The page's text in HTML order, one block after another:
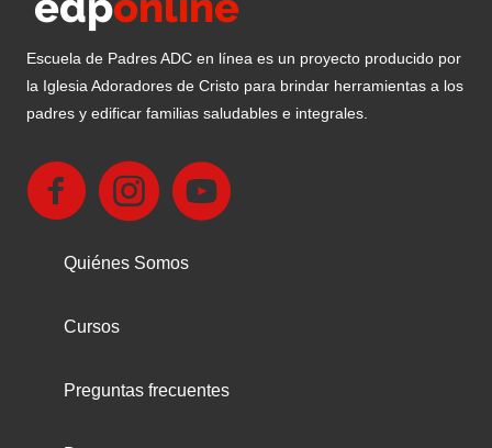
Escuela de Padres ADC en línea es un proyecto producido por
la Iglesia Adoradores de Cristo para brindar herramientas a los
padres y edificar familias saludables e integrales.
Quiénes Somos
Cursos
Preguntas frecuentes